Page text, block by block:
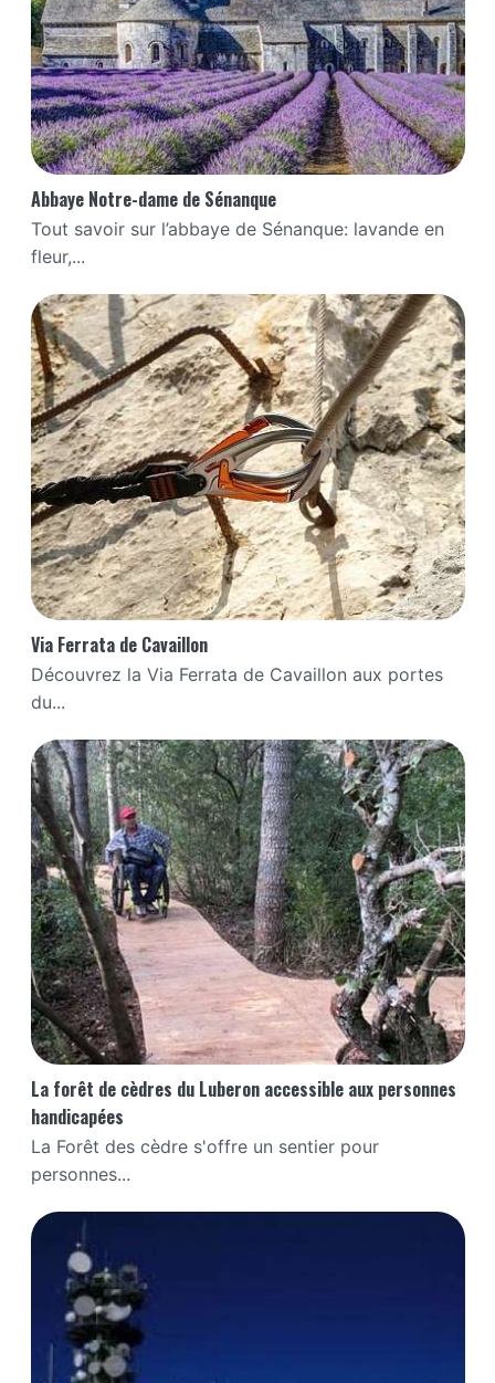
Abbaye Notre-dame de Sénanque
Tout savoir sur l’abbaye de Sénanque: lavande en
fleur,...
Via Ferrata de Cavaillon
Découvrez la Via Ferrata de Cavaillon aux portes
du...
La forêt de cèdres du Luberon accessible aux personnes
handicapées
La Forêt des cèdre s'offre un sentier pour
personnes...